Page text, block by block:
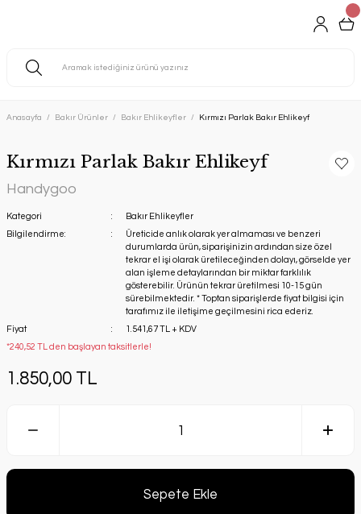
Anasayfa Bakır Ürünler Bakır Ehlikeyfler Kırmızı Parlak Bakır Ehlikeyf
Kırmızı Parlak Bakır Ehlikeyf
Handygoo
Kategori
Bakır Ehlikeyfler
Bilgilendirme:
Üreticide anlık olarak yer almaması ve benzeri
durumlarda ürün, siparişinizin ardından size özel
tekrar el işi olarak üretileceğinden dolayı, görselde yer
alan işleme detaylarından bir miktar farklılık
gösterebilir. Ürünün tekrar üretilmesi 10-15 gün
sürebilmektedir. * Toptan siparişlerde fiyat bilgisi için
tarafımız ile iletişime geçilmesini rica ederiz.
Fiyat
1.541,67 TL + KDV
*240,52 TL den başlayan taksitlerle!
1.850,00 TL
Sepete Ekle